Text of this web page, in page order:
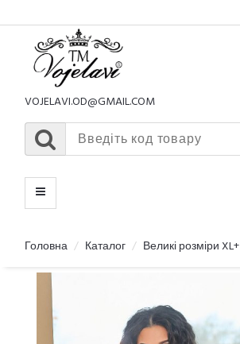
VOJELAVI.OD@GMAIL.COM
МЕНЮ
Головна Каталог Великі розміри XL+